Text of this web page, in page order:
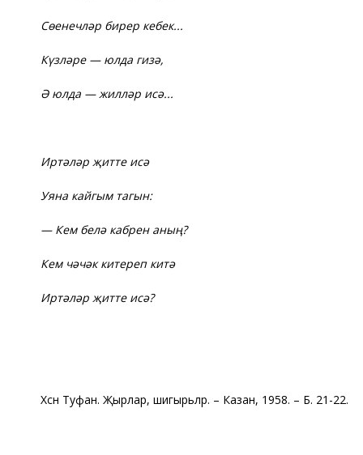
Сөенечләр бирер кебек...
Күзләре — юлда гизә,
Ә юлда — жилләр исә...
Иртәләр җитте исә
Уяна кайгым тагын:
— Кем белә кабрен аның?
Кем чәчәк китереп китә
Иртәләр җитте исә?
Хәсән Туфан. Җырлар, шигырьләр. – Казан, 1958. – Б. 21-22.